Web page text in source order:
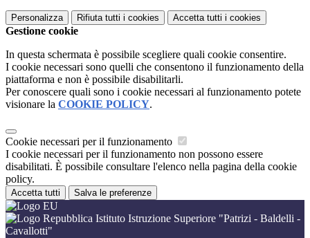
Personalizza Rifiuta tutti i cookies Accetta tutti i cookies
Gestione cookie
In questa schermata è possibile scegliere quali cookie consentire.
I cookie necessari sono quelli che consentono il funzionamento della
piattaforma e non è possibile disabilitarli.
Per conoscere quali sono i cookie necessari al funzionamento potete
visionare la COOKIE POLICY.
Cookie necessari per il funzionamento
I cookie necessari per il funzionamento non possono essere
disabilitati. È possibile consultare l'elenco nella pagina della cookie
policy.
Accetta tutti Salva le preferenze
Istituto Istruzione Superiore "Patrizi - Baldelli -
Cavallotti"